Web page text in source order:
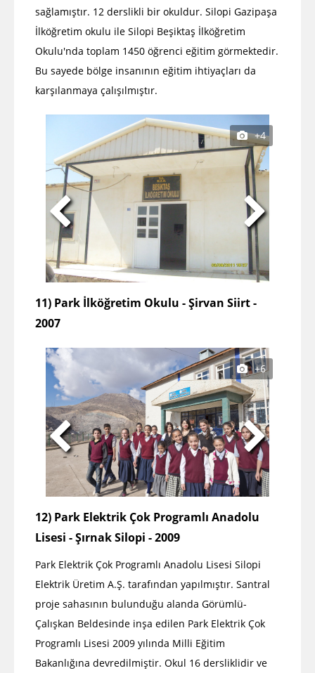
sağlamıştır. 12 derslikli bir okuldur. Silopi Gazipaşa
İlköğretim okulu ile Silopi Beşiktaş İlköğretim
Okulu'nda toplam 1450 öğrenci eğitim görmektedir.
Bu sayede bölge insanının eğitim ihtiyaçları da
karşılanmaya çalışılmıştır.
+4
11) Park İlköğretim Okulu - Şirvan Siirt -
2007
+6
12) Park Elektrik Çok Programlı Anadolu
Lisesi - Şırnak Silopi - 2009
Park Elektrik Çok Programlı Anadolu Lisesi Silopi
Elektrik Üretim A.Ş. tarafından yapılmıştır. Santral
proje sahasının bulunduğu alanda Görümlü-
Çalışkan Beldesinde inşa edilen Park Elektrik Çok
Programlı Lisesi 2009 yılında Milli Eğitim
Bakanlığına devredilmiştir. Okul 16 dersliklidir ve